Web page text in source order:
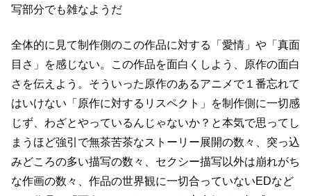
写部分でも雑なようだ
全体的に見て制作側のこの作品に対する「愛情」や「真面
目さ」を感じない。
この作品を面白くしよう、原作の面白
さを伝えよう。 そういった原作のあるアニメで１番忘れて
はいけない「原作に対するリスペクト」を制作側に一切感
じず、わざとやっているんじゃないか？と本気で思ってし
まうほど強引で無茶苦茶なストーリー展開の数々、突っ込
みどころの多い描写の数々、 セクシー描写以外は崩れがち
な作画の数々、作品の世界観に一切合っていないEDなど